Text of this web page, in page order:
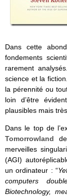
Dans cette
fondements
rarement
science et la
la pérennité ou
loin d’être
plausibles mais
Dans le top de
Tomorrowland
merveilles
(AGI)
un ordinateur : “
computers
Biotechnology,